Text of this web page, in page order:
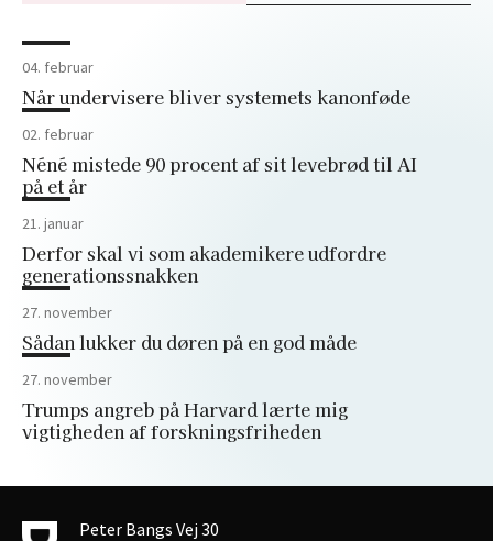
04. februar
Når undervisere bliver systemets kanonføde
02. februar
Néné mistede 90 procent af sit levebrød til AI
på et år
21. januar
Derfor skal vi som akademikere udfordre
generationssnakken
27. november
Sådan lukker du døren på en god måde
27. november
Trumps angreb på Harvard lærte mig
vigtigheden af forskningsfriheden
Peter Bangs Vej 30